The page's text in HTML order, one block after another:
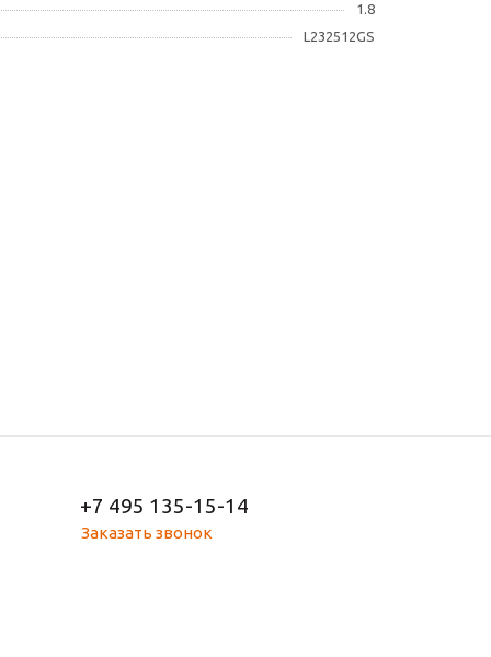
1.8
L232512GS
+7 495 135-15-14
Заказать звонок